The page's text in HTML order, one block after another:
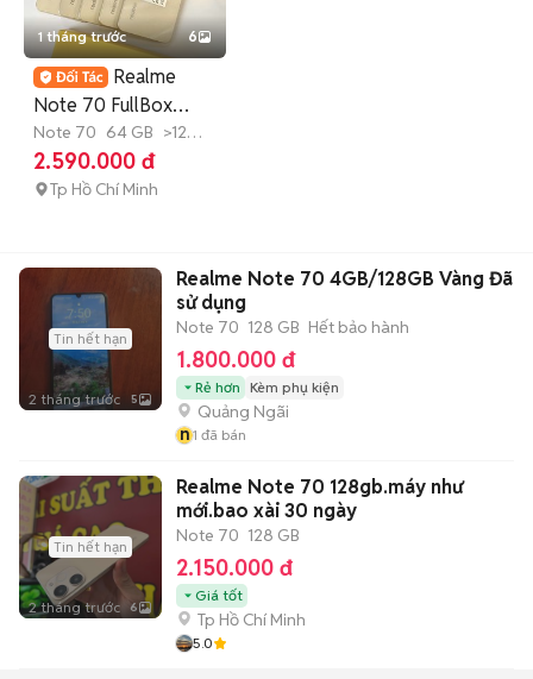
1 tháng trước 6
Realme
Note 70 FullBox
(Hàng Công Ty)
Note 70 64 GB >12
tháng
2.590.000 đ
Tp Hồ Chí Minh
Tin hết hạn
2 tháng trước 5
Realme Note 70 4GB/128GB Vàng Đã
sử dụng
Note 70 128 GB Hết bảo hành
1.800.000 đ
Rẻ hơn Kèm phụ kiện
Quảng Ngãi
n1 đã bán
Tin hết hạn
2 tháng trước 6
Realme Note 70 128gb.máy như
mới.bao xài 30 ngày
Note 70 128 GB
2.150.000 đ
Giá tốt
Tp Hồ Chí Minh
5.0